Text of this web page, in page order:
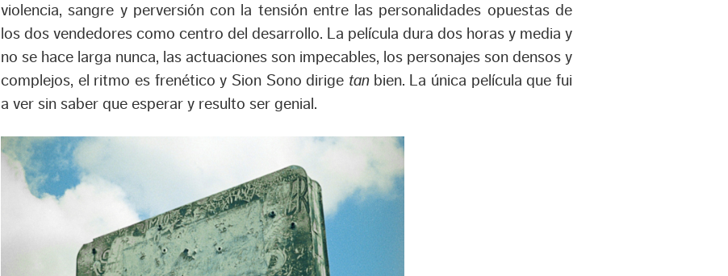
violencia, sangre y perversión con la tensión entre las personalidades opuestas de
los dos vendedores como centro del desarrollo. La película dura dos horas y media y
no se hace larga nunca, las actuaciones son impecables, los personajes son densos y
complejos, el ritmo es frenético y Sion Sono dirige tan bien. La única película que fui
a ver sin saber que esperar y resulto ser genial.